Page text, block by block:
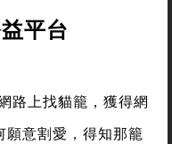
平台
路上找貓籠，獲得網
願意割愛，得知那籠